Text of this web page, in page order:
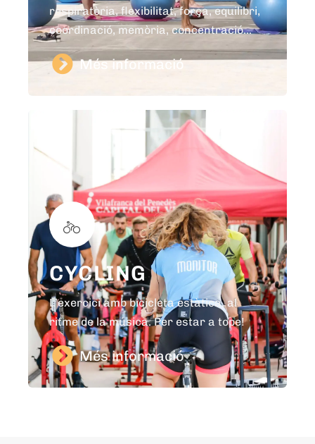
respiratòria, flexibilitat, força, equilibri,
coordinació, memòria, concentració...
Més informació
CYCLING
L’exercici amb bicicleta estàtica, al
ritme de la música. Per estar a tope!
Més informació